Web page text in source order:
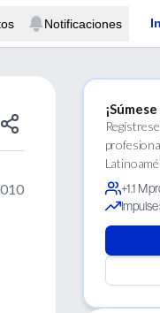
Notificaciones
+1.1 M
Impulse